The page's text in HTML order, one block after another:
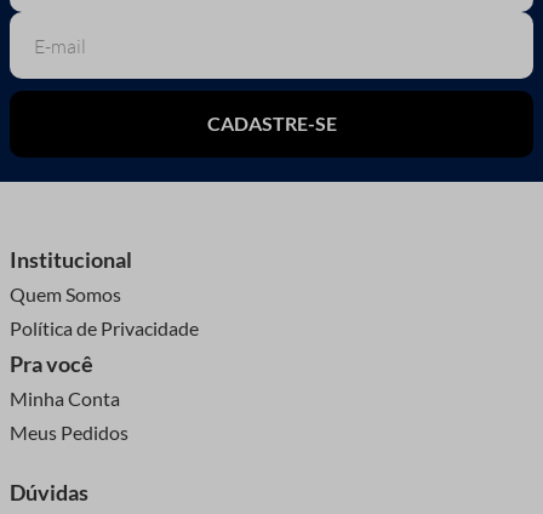
CADASTRE-SE
Institucional
Quem Somos
Política de Privacidade
Pra você
Minha Conta
Meus Pedidos
Dúvidas